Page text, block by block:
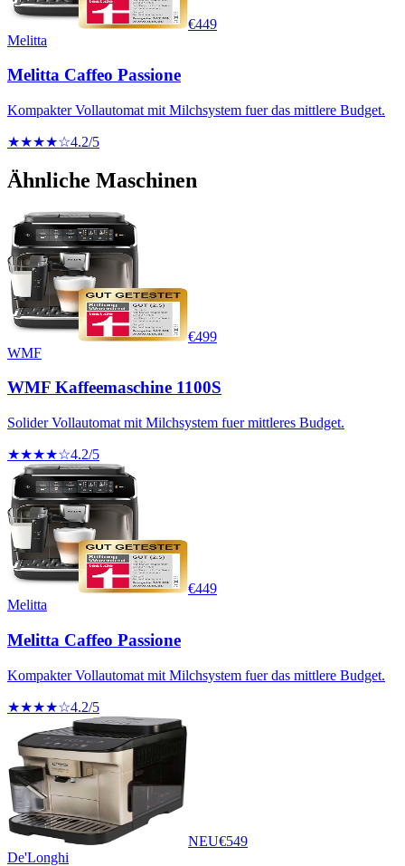
€449
Melitta
Melitta Caffeo Passione
Kompakter Vollautomat mit Milchsystem fuer das mittlere Budget.
★★★★☆4.2/5
Ähnliche Maschinen
€499
WMF
WMF Kaffeemaschine 1100S
Solider Vollautomat mit Milchsystem fuer mittleres Budget.
★★★★☆4.2/5
€449
Melitta
Melitta Caffeo Passione
Kompakter Vollautomat mit Milchsystem fuer das mittlere Budget.
★★★★☆4.2/5
NEU€549
De'Longhi